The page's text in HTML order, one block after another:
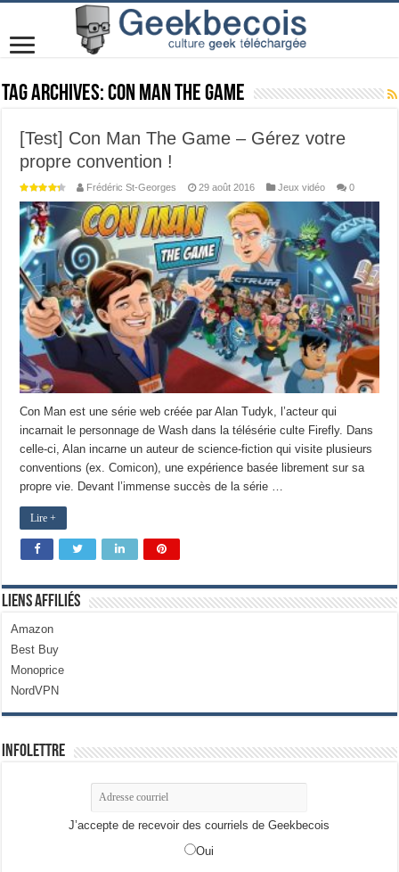
Tag Archives:Con Man the Game
[Test] Con Man The Game – Gérez votre
propre convention !
Frédéric St-Georges 29 août 2016 Jeux vidéo 0
Con Man est une série web créée par Alan Tudyk, l’acteur qui
incarnait le personnage de Wash dans la télésérie culte Firefly. Dans
celle-ci, Alan incarne un auteur de science-fiction qui visite plusieurs
conventions (ex. Comicon), une expérience basée librement sur sa
propre vie. Devant l’immense succès de la série …
Lire +
Liens Affiliés
Amazon
Best Buy
Monoprice
NordVPN
Infolettre
J’accepte de recevoir des courriels de Geekbecois
Oui